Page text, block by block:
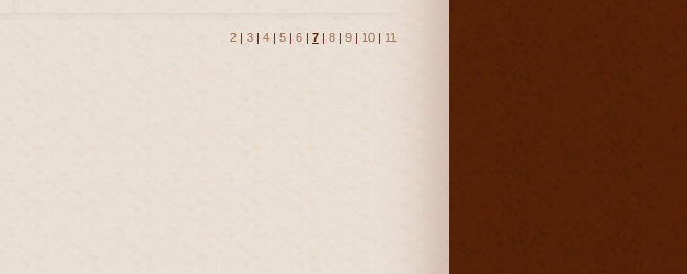
2 | 3 | 4 | 5 | 6 | 7 | 8 | 9 | 10 | 11